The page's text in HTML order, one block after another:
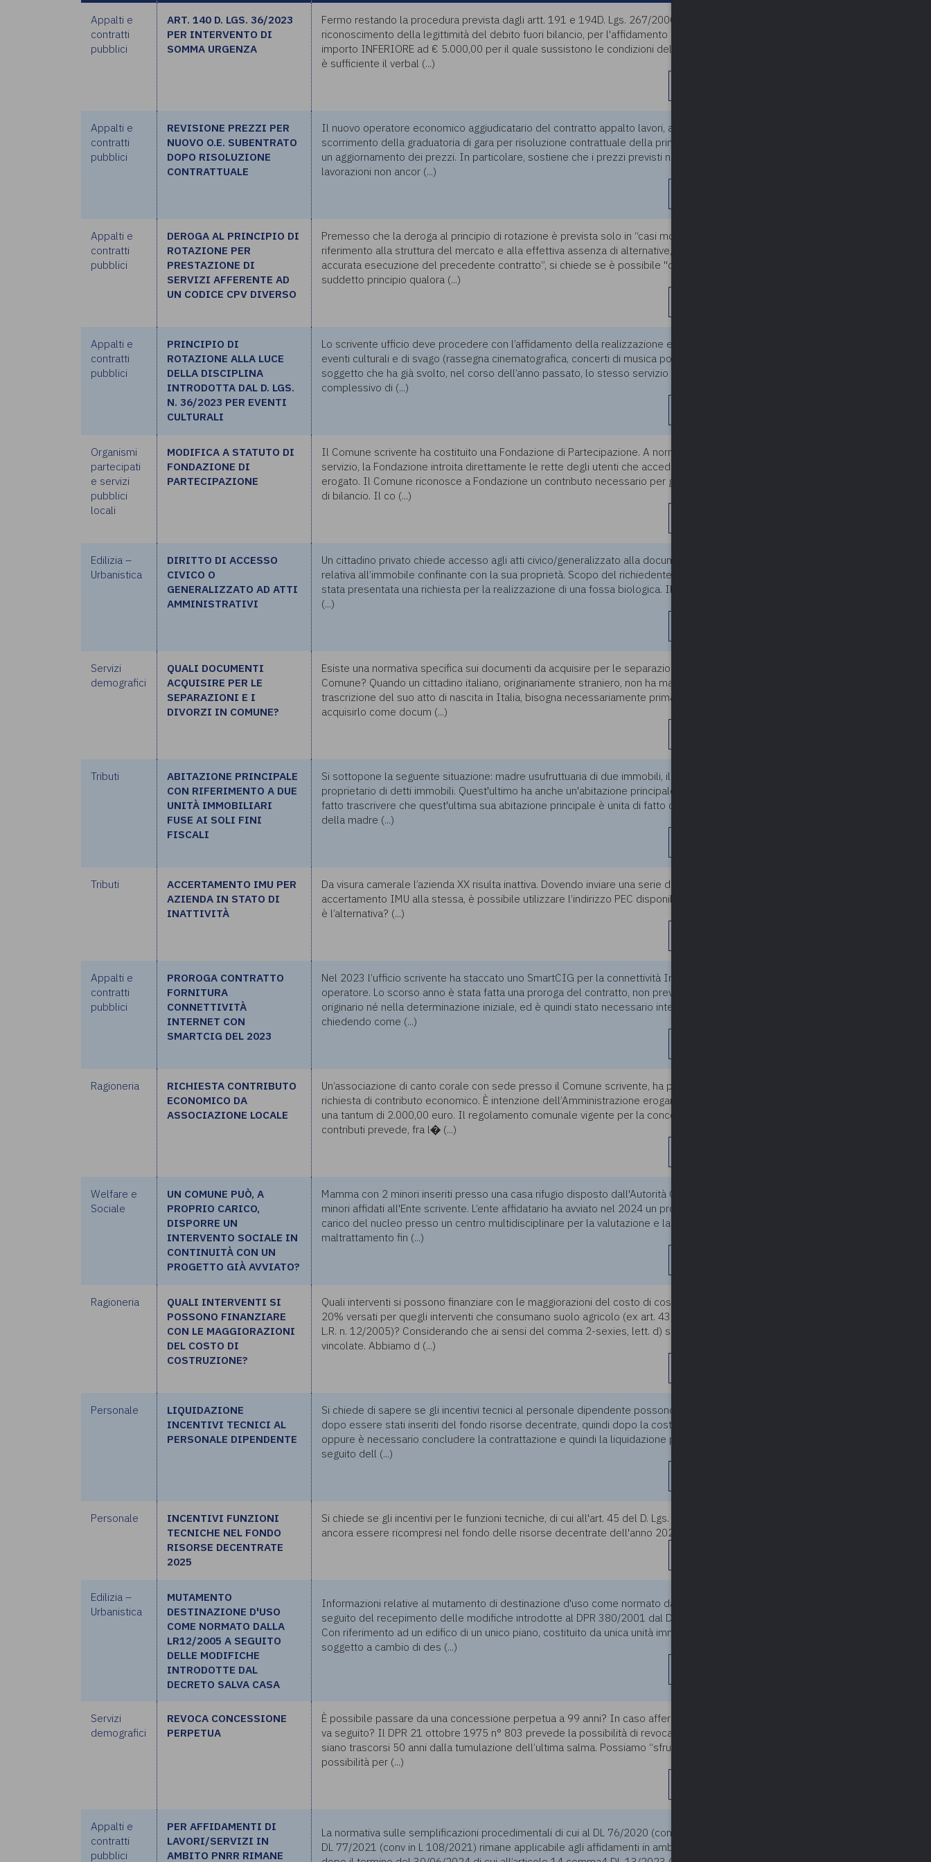
Appalti e
contratti
pubblici
ART. 140 D. LGS. 36/2023
PER INTERVENTO DI
SOMMA URGENZA
Fermo restando la procedura prevista dagli artt. 191 e 194D. Lgs. 267/2000 per il
riconoscimento della legittimità del debito fuori bilancio, per l'affidamento di un intervento di
importo INFERIORE ad € 5.000,00 per il quale sussistono le condizioni della somma urgenza
è sufficiente il verbal (...)
Appalti e
contratti
pubblici
REVISIONE PREZZI PER
NUOVO O.E. SUBENTRATO
DOPO RISOLUZIONE
CONTRATTUALE
Il nuovo operatore economico aggiudicatario del contratto appalto lavori, a seguito dello
scorrimento della graduatoria di gara per risoluzione contrattuale della prima impresa, chiede
un aggiornamento dei prezzi. In particolare, sostiene che i prezzi previsti nel CME per le
lavorazioni non ancor (...)
Appalti e
contratti
pubblici
DEROGA AL PRINCIPIO DI
ROTAZIONE PER
PRESTAZIONE DI
SERVIZI AFFERENTE AD
UN CODICE CPV DIVERSO
Premesso che la deroga al principio di rotazione è prevista solo in “casi motivati con
riferimento alla struttura del mercato e alla effettiva assenza di alternative, nonché di
accurata esecuzione del precedente contratto”, si chiede se è possibile "derogare" al
suddetto principio qualora (...)
Appalti e
contratti
pubblici
PRINCIPIO DI
ROTAZIONE ALLA LUCE
DELLA DISCIPLINA
INTRODOTTA DAL D. LGS.
N. 36/2023 PER EVENTI
CULTURALI
Lo scrivente ufficio deve procedere con l’affidamento della realizzazione e dell’esecuzione di
eventi culturali e di svago (rassegna cinematografica, concerti di musica pop etc.) a un
soggetto che ha già svolto, nel corso dell’anno passato, lo stesso servizio per un importo
complessivo di (...)
Organismi
partecipati
e servizi
pubblici
locali
MODIFICA A STATUTO DI
FONDAZIONE DI
PARTECIPAZIONE
Il Comune scrivente ha costituito una Fondazione di Partecipazione. A norma del contratto di
servizio, la Fondazione introita direttamente le rette degli utenti che accedono al servizio
erogato. Il Comune riconosce a Fondazione un contributo necessario per garantire il pareggio
di bilancio. Il co (...)
Edilizia –
Urbanistica
DIRITTO DI ACCESSO
CIVICO O
GENERALIZZATO AD ATTI
AMMINISTRATIVI
Un cittadino privato chiede accesso agli atti civico/generalizzato alla documentazione edilizia
relativa all’immobile confinante con la sua proprietà. Scopo del richiedente è verificare se sia
stata presentata una richiesta per la realizzazione di una fossa biologica. Il dubbio riguarda l
(...)
Servizi
demografici
QUALI DOCUMENTI
ACQUISIRE PER LE
SEPARAZIONI E I
DIVORZI IN COMUNE?
Esiste una normativa specifica sui documenti da acquisire per le separazioni e i divorzi in
Comune? Quando un cittadino italiano, originariamente straniero, non ha mai chiesto la
trascrizione del suo atto di nascita in Italia, bisogna necessariamente prima trascriverlo e poi
acquisirlo come docum (...)
Tributi
ABITAZIONE PRINCIPALE
CON RIFERIMENTO A DUE
UNITÀ IMMOBILIARI
FUSE AI SOLI FINI
FISCALI
Si sottopone la seguente situazione: madre usufruttuaria di due immobili, il figlio è nudo
proprietario di detti immobili. Quest'ultimo ha anche un'abitazione principale e, in catasto, ha
fatto trascrivere che quest'ultima sua abitazione principale è unita di fatto con gli immobili
della madre (...)
Tributi
ACCERTAMENTO IMU PER
AZIENDA IN STATO DI
INATTIVITÀ
Da visura camerale l’azienda XX risulta inattiva. Dovendo inviare una serie di avvisi di
accertamento IMU alla stessa, è possibile utilizzare l’indirizzo PEC disponibile in visura? Qual
è l’alternativa? (...)
Appalti e
contratti
pubblici
PROROGA CONTRATTO
FORNITURA
CONNETTIVITÀ
INTERNET CON
SMARTCIG DEL 2023
Nel 2023 l’ufficio scrivente ha staccato uno SmartCIG per la connettività Internet con un
operatore. Lo scorso anno è stata fatta una proroga del contratto, non prevista nel contratto
originario né nella determinazione iniziale, ed è quindi stato necessario interrogare ANAC,
chiedendo come (...)
Ragioneria
RICHIESTA CONTRIBUTO
ECONOMICO DA
ASSOCIAZIONE LOCALE
Un’associazione di canto corale con sede presso il Comune scrivente, ha presentato una
richiesta di contributo economico. È intenzione dell’Amministrazione erogare un contributo
una tantum di 2.000,00 euro. Il regolamento comunale vigente per la concessione di
contributi prevede, fra l� (...)
Welfare e
Sociale
UN COMUNE PUÒ, A
PROPRIO CARICO,
DISPORRE UN
INTERVENTO SOCIALE IN
CONTINUITÀ CON UN
PROGETTO GIÀ AVVIATO?
Mamma con 2 minori inseriti presso una casa rifugio disposto dall'Autorità Giudiziaria con
minori affidati all'Ente scrivente. L’ente affidatario ha avviato nel 2024 un progetto di presa in
carico del nucleo presso un centro multidisciplinare per la valutazione e la cura del
maltrattamento fin (...)
Ragioneria
QUALI INTERVENTI SI
POSSONO FINANZIARE
CON LE MAGGIORAZIONI
DEL COSTO DI
COSTRUZIONE?
Quali interventi si possono finanziare con le maggiorazioni del costo di costruzione quota
20% versati per quegli interventi che consumano suolo agricolo (ex art. 43, comma 2-sexies,
L.R. n. 12/2005)? Considerando che ai sensi del comma 2-sexies, lett. d) si tratta di entrate
vincolate. Abbiamo d (...)
Personale
LIQUIDAZIONE
INCENTIVI TECNICI AL
PERSONALE DIPENDENTE
Si chiede di sapere se gli incentivi tecnici al personale dipendente possono essere liquidati
dopo essere stati inseriti del fondo risorse decentrate, quindi dopo la costituzione del fondo
oppure è necessario concludere la contrattazione e quindi la liquidazione può avvenire solo a
seguito dell (...)
Personale
INCENTIVI FUNZIONI
TECNICHE NEL FONDO
RISORSE DECENTRATE
2025
Si chiede se gli incentivi per le funzioni tecniche, di cui all'art. 45 del D. Lgs. 36/2023, devono
ancora essere ricompresi nel fondo delle risorse decentrate dell'anno 2025. (...)
Edilizia –
Urbanistica
MUTAMENTO
DESTINAZIONE D'USO
COME NORMATO DALLA
LR12/2005 A SEGUITO
DELLE MODIFICHE
INTRODOTTE DAL
DECRETO SALVA CASA
Informazioni relative al mutamento di destinazione d'uso come normato dalla LR12/2005 a
seguito del recepimento delle modifiche introdotte al DPR 380/2001 dal Decreto Salva Casa.
Con riferimento ad un edifico di un unico piano, costituito da unica unità immobiliare e
soggetto a cambio di des (...)
Servizi
demografici
REVOCA CONCESSIONE
PERPETUA
È possibile passare da una concessione perpetua a 99 anni? In caso affermativo, quale iter
va seguito? Il DPR 21 ottobre 1975 n° 803 prevede la possibilità di revoca a condizione che
siano trascorsi 50 anni dalla tumulazione dell’ultima salma. Possiamo “sfruttare” questa
possibilità per (...)
Appalti e
contratti
pubblici
PER AFFIDAMENTI DI
LAVORI/SERVIZI IN
AMBITO PNRR RIMANE
La normativa sulle semplificazioni procedimentali di cui al DL 76/2020 (conv in L 120/2020) e
DL 77/2021 (conv in L 108/2021) rimane applicabile agli affidamenti in ambito PNRR anche